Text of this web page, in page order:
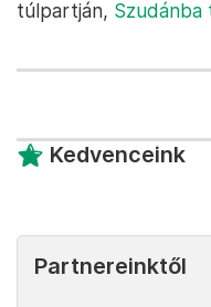
rakétázott szaúdi
el-Mandeb
Államok biztonsági
tengeren – ez
az iráni